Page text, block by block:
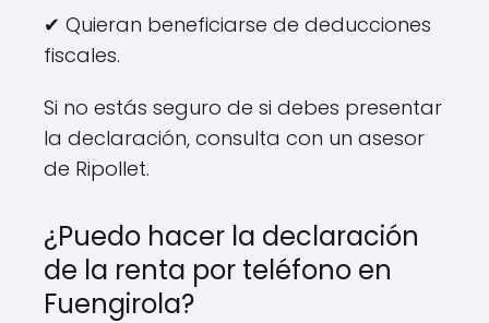
✔ Quieran beneficiarse de deducciones
fiscales.
Si no estás seguro de si debes presentar
la declaración, consulta con un asesor
de Ripollet.
¿Puedo hacer la declaración
de la renta por teléfono en
Fuengirola?